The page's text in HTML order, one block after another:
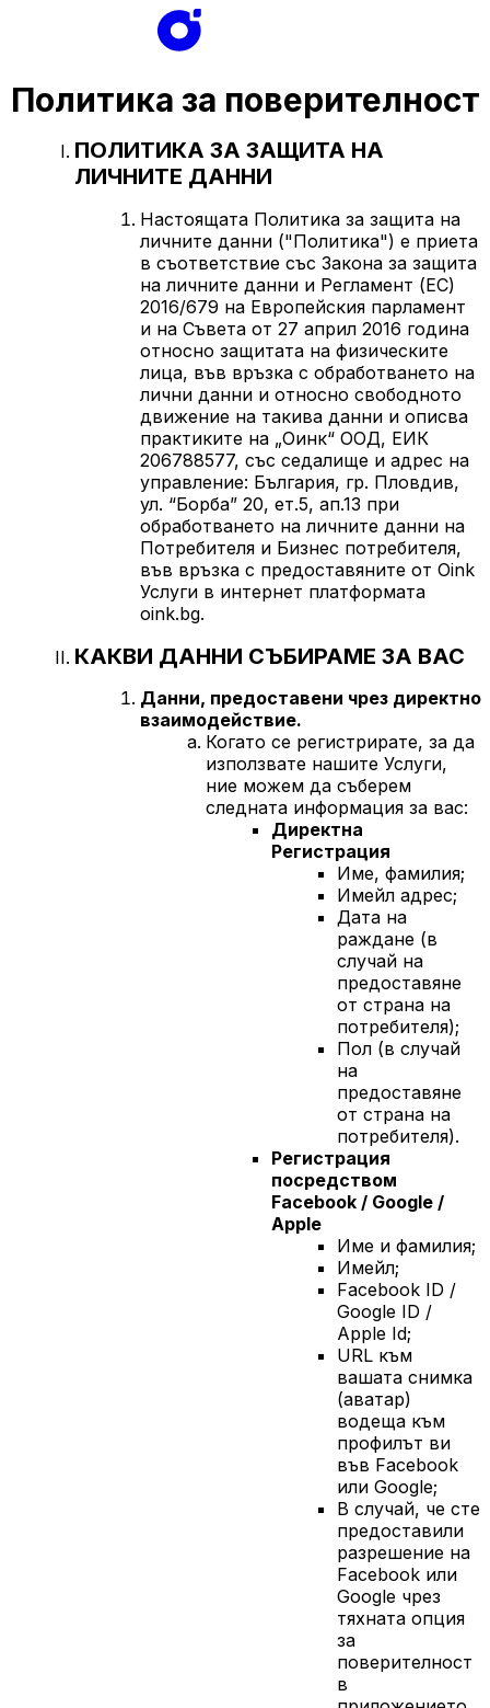
Политика за поверителност
ПОЛИТИКА ЗА ЗАЩИТА НА
ЛИЧНИТЕ ДАННИ
Настоящата Политика за защита на
личните данни ("Политика") е приета
в съответствие със Закона за защита
на личните данни и Регламент (ЕС)
2016/679 на Европейския парламент
и на Съвета от 27 април 2016 година
относно защитата на физическите
лица, във връзка с обработването на
лични данни и относно свободното
движение на такива данни и описва
практиките на „Оинк“ ООД, ЕИК
206788577, със седалище и адрес на
управление: България, гр. Пловдив,
ул. “Борба” 20, ет.5, ап.13 при
обработването на личните данни на
Потребителя и Бизнес потребителя,
във връзка с предоставяните от Oink
Услуги в интернет платформата
oink.bg.
КАКВИ ДАННИ СЪБИРАМЕ ЗА ВАС
Данни, предоставени чрез директно
взаимодействие.
Когато се регистрирате, за да
използвате нашите Услуги,
ние можем да съберем
следната информация за вас:
Директна
Регистрация
Име, фамилия;
Имейл адрес;
Дата на
раждане (в
случай на
предоставяне
от страна на
потребителя);
Пол (в случай
на
предоставяне
от страна на
потребителя).
Регистрация
посредством
Facebook / Google /
Apple
Име и фамилия;
Имейл;
Facebook ID /
Google ID /
Apple Id;
URL към
вашата снимка
(аватар)
водеща към
профилът ви
във Facebook
или Google;
В случай, че сте
предоставили
разрешение на
Facebook или
Google чрез
тяхната опция
за
поверителност
в